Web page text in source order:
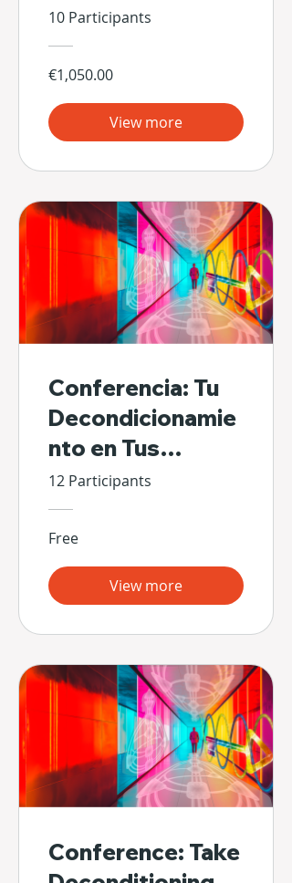
10 Participants
€1,050.00
View more
Conferencia: Tu
Decondicionamie
nto en Tus
Propias Manos
12 Participants
Free
View more
Conference: Take